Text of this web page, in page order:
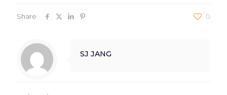
Share 0
SJ JANG